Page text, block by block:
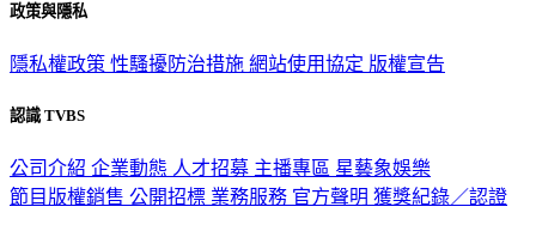
政策與隱私
隱私權政策 性騷擾防治措施 網站使用協定 版權宣告
認識 TVBS
公司介紹 企業動態 人才招募 主播專區 星藝象娛樂
節目版權銷售 公開招標 業務服務 官方聲明 獲獎紀錄／認證